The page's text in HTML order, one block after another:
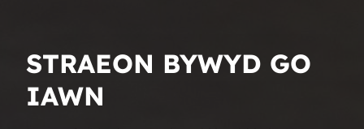
STRAEON BYWYD GO
IAWN